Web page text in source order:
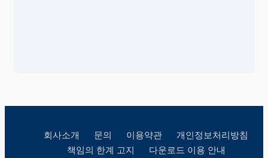
회사소개 문의 이용약관
개인정보처리방침
책임의 한계 고지
다운로드 이용 안내